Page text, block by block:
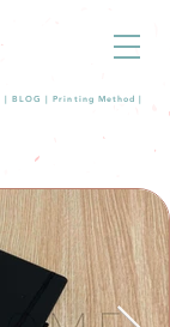
| BLOG |Printing Method |